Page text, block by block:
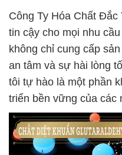
Công Ty Hóa Chất
tin cậy cho mọi nhu
không chỉ cung cấp
an tâm và sự hài lòng
tôi tự hào là một phần
triển bền vững của các